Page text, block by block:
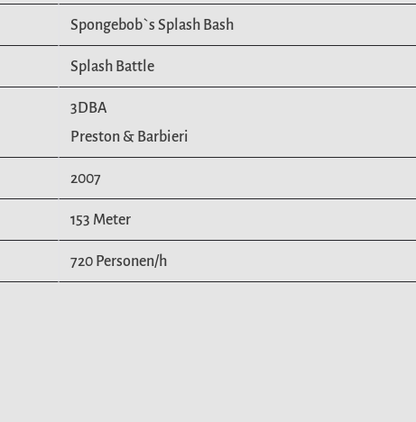
Spongebob`s Splash Bash
Splash Battle
3DBA
Preston & Barbieri
2007
153 Meter
720 Personen/h